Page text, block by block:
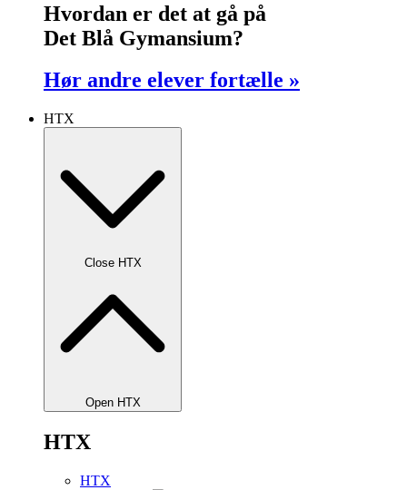
Hvordan er det at gå på
Det Blå Gymansium?
Hør andre elever fortælle »
HTX
Close HTX
Open HTX
HTX
HTX